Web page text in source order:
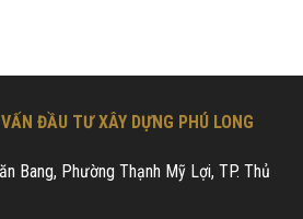
ĐẦU TƯ XÂY DỰNG PHÚ LONG
Bang, Phường Thạnh Mỹ Lợi, TP. Thủ